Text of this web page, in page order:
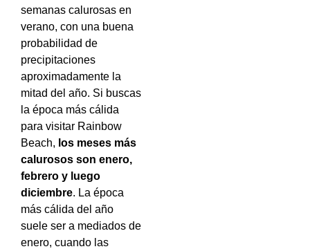
semanas calurosas en
verano, con una buena
probabilidad de
precipitaciones
aproximadamente la
mitad del año. Si buscas
la época más cálida
para visitar Rainbow
Beach, los meses más
calurosos son enero,
febrero y luego
diciembre. La época
más cálida del año
suele ser a mediados de
enero, cuando las